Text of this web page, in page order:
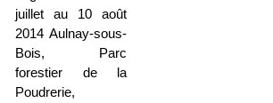
juillet au 10 août
2014 Aulnay-sous-
Bois, Parc
forestier de la
Poudrerie,